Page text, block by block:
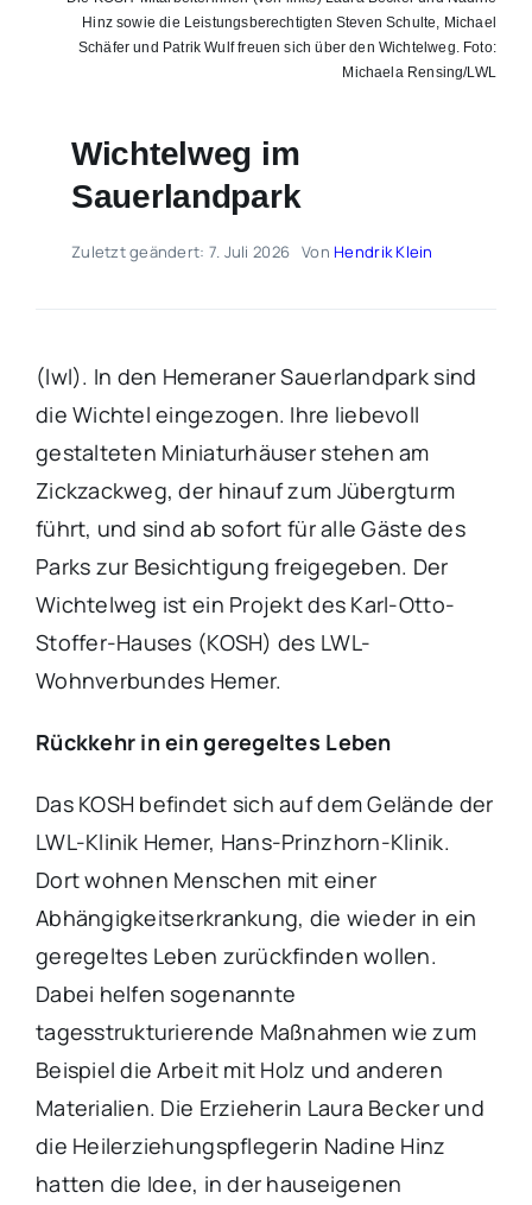
Hinz sowie die Leistungsberechtigten Steven Schulte, Michael
Schäfer und Patrik Wulf freuen sich über den Wichtelweg. Foto:
Michaela Rensing/LWL
Wichtelweg im
Sauerlandpark
Zuletzt geändert: 7. Juli 2026 VonHendrik Klein
(lwl). In den Hemeraner Sauerlandpark sind
die Wichtel eingezogen. Ihre liebevoll
gestalteten Miniaturhäuser stehen am
Zickzackweg, der hinauf zum Jübergturm
führt, und sind ab sofort für alle Gäste des
Parks zur Besichtigung freigegeben. Der
Wichtelweg ist ein Projekt des Karl-Otto-
Stoffer-Hauses (KOSH) des LWL-
Wohnverbundes Hemer.
Rückkehr in ein geregeltes Leben
Das KOSH befindet sich auf dem Gelände der
LWL-Klinik Hemer, Hans-Prinzhorn-Klinik.
Dort wohnen Menschen mit einer
Abhängigkeitserkrankung, die wieder in ein
geregeltes Leben zurückfinden wollen.
Dabei helfen sogenannte
tagesstrukturierende Maßnahmen wie zum
Beispiel die Arbeit mit Holz und anderen
Materialien. Die Erzieherin Laura Becker und
die Heilerziehungspflegerin Nadine Hinz
hatten die Idee, in der hauseigenen